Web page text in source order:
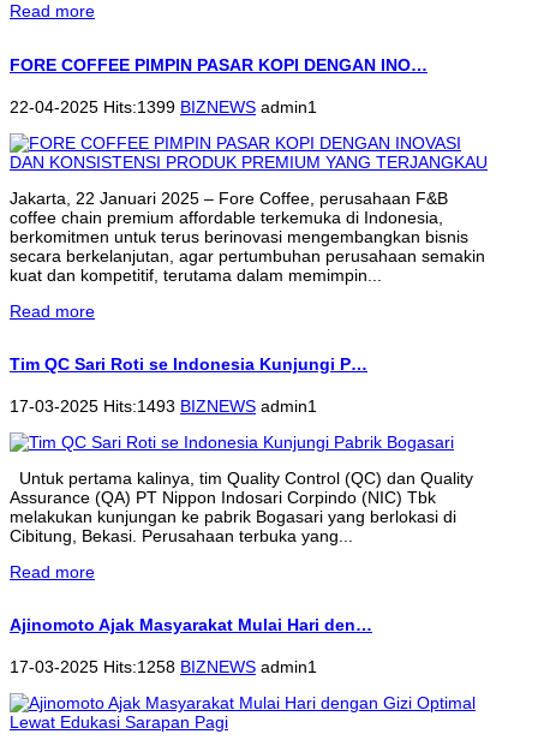
Read more
FORE COFFEE PIMPIN PASAR KOPI DENGAN INO…
22-04-2025 Hits:1399 BIZNEWS admin1
Jakarta, 22 Januari 2025 – Fore Coffee, perusahaan F&B
coffee chain premium affordable terkemuka di Indonesia,
berkomitmen untuk terus berinovasi mengembangkan bisnis
secara berkelanjutan, agar pertumbuhan perusahaan semakin
kuat dan kompetitif, terutama dalam memimpin...
Read more
Tim QC Sari Roti se Indonesia Kunjungi P…
17-03-2025 Hits:1493 BIZNEWS admin1
Untuk pertama kalinya, tim Quality Control (QC) dan Quality
Assurance (QA) PT Nippon Indosari Corpindo (NIC) Tbk
melakukan kunjungan ke pabrik Bogasari yang berlokasi di
Cibitung, Bekasi. Perusahaan terbuka yang...
Read more
Ajinomoto Ajak Masyarakat Mulai Hari den…
17-03-2025 Hits:1258 BIZNEWS admin1